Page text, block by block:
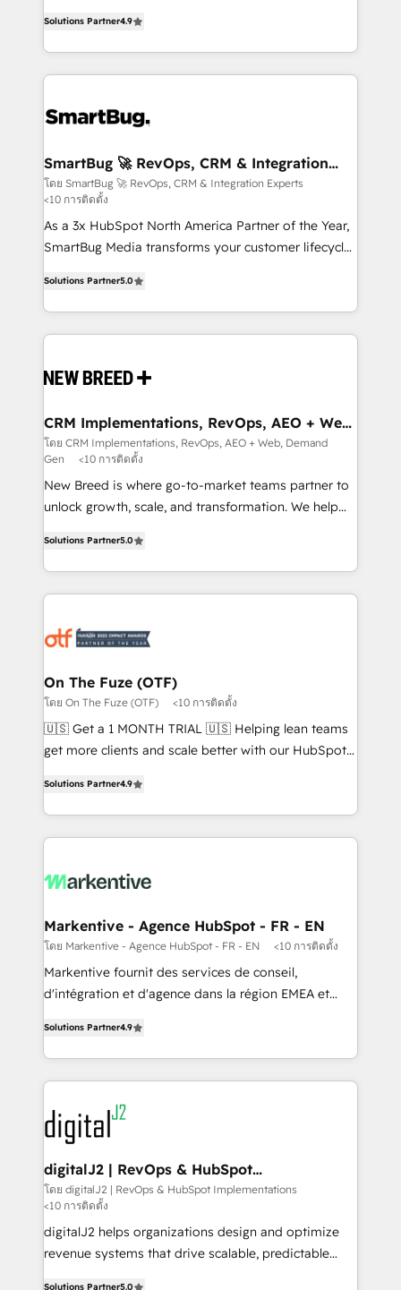
unlock efficiency at scale. From predictive
intelligence to conversational AI, we turn data into
action and automation into competitive advantage.
accreditations
Operating System (GTM OS) to align your leadership
and engineer a portal that drives predictable
revenue velocity. 🚀 GTM Strategy & Alignment
stalling growth. Fix your ICP, Math, and Story to stop
Scalable Architecture: Zero-technical-debt setup
across all Hubs, validated by our 7 HubSpot
Accreditations. AI-Powered RevOps: Breeze AI,
custom AI agents, and high-integrity migrations for
total reporting clarity. Security & Compliance: SOC 2
security. 🏆 Why Bluleadz? GTM OS Partner | 16+
Years Experience | 1,000+ Five-Star Reviews
Solutions Partner4.9
SmartBug 🚀 RevOps, CRM & Integration
Experts
โดย SmartBug 🚀 RevOps, CRM & Integration Experts
<10 การติดตั้ง
As a 3x HubSpot North America Partner of the Year,
SmartBug Media transforms your customer lifecycle
includes specialized divisions Globalia (AI &
Software) and Point Success Media (Paid Media),
making this the official home for all three brands. 🔄
and system integrations powered by Globalia’s
trainers to drive platform adoption. 📈 Revenue
Generation - Full-funnel marketing and high-
performance advertising via Point Success Media. -
Expert deployment of Breeze AI and custom agents
to automate growth. 🏆 Elite Excellence - 8 platform
expertise. - A team of 250+ experts dedicated to
your resilient growth.
Solutions Partner5.0
CRM Implementations, RevOps, AEO + Web,
Demand Gen
โดย CRM Implementations, RevOps, AEO + Web, Demand
Gen
<10 การติดตั้ง
New Breed is where go-to-market teams partner to
unlock growth, scale, and transformation. We help
customer platform and operationalize HubSpot’s
Loop Marketing framework through expert-led
services, smart agents, and purpose-built apps,
results, fast. ⚙️CRM & RevOps: Align all Hubs to your
🎯Demand Gen & ABM: Drive pipeline with inbound,
ABM, AEO, SEO, & paid media. 👩‍💻Web Design:
Build high-performing websites with UX, messaging,
& conversion strategy that drive results. 🤖AI
AI, & maximize AEO with tailored AI services. 🧩
Integrations: Extend HubSpot with custom
Solutions Partner5.0
On The Fuze (OTF)
โดย On The Fuze (OTF) <10 การติดตั้ง
🇺🇸 Get a 1 MONTH TRIAL 🇺🇸 Helping lean teams
get more clients and scale better with our HubSpot
Win more business - Reduce no-shows - Improve
lead & deal conversion rates - Scale with less
What do you get? 🤓 Our client's are too busy to
Personal Consultant + Tech Team to handle the
heavy lifting of mapping out AND building your ideal
system. + Get best practices and 'don't know what
you don't know' recommendations to maximize
6,500+ Partners) and was named 2023 HubSpot
Partner of the Year 💥 Trusted by 2,500+ companies
www.onthefuze.com/hubspot-admin Contact us to
learn more!
Solutions Partner4.9
Markentive - Agence HubSpot - FR - EN
โดย Markentive - Agence HubSpot - FR - EN <10 การติดตั้ง
Markentive fournit des services de conseil,
d'intégration et d'agence dans la région EMEA et
marketing automation, Growth, Revops, CRM et
webdesign. Markentive is both a consulting firm, a
digital agency and an integrator. With over 115
experts in marketing automation, growth, revops,
CRM and webdesign (We focus on EMEA - USA
customers).
Solutions Partner4.9
digitalJ2 | RevOps & HubSpot
Implementations
โดย digitalJ2 | RevOps & HubSpot Implementations
<10 การติดตั้ง
digitalJ2 helps organizations design and optimize
revenue systems that drive scalable, predictable
Solutions Partner5.0